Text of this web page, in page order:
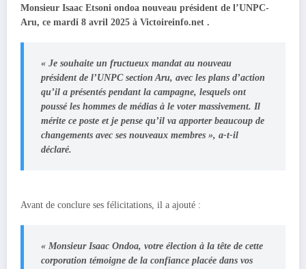
Monsieur Isaac Etsoni ondoa nouveau président de l’UNPC-
Aru, ce mardi 8 avril 2025 à Victoireinfo.net .
« Je souhaite un fructueux mandat au nouveau
président de l’UNPC section Aru, avec les plans d’action
qu’il a présentés pendant la campagne, lesquels ont
poussé les hommes de médias à le voter massivement. Il
mérite ce poste et je pense qu’il va apporter beaucoup de
changements avec ses nouveaux membres », a-t-il
déclaré.
Avant de conclure ses félicitations, il a ajouté :
« Monsieur Isaac Ondoa, votre élection à la tête de cette
corporation témoigne de la confiance placée dans vos